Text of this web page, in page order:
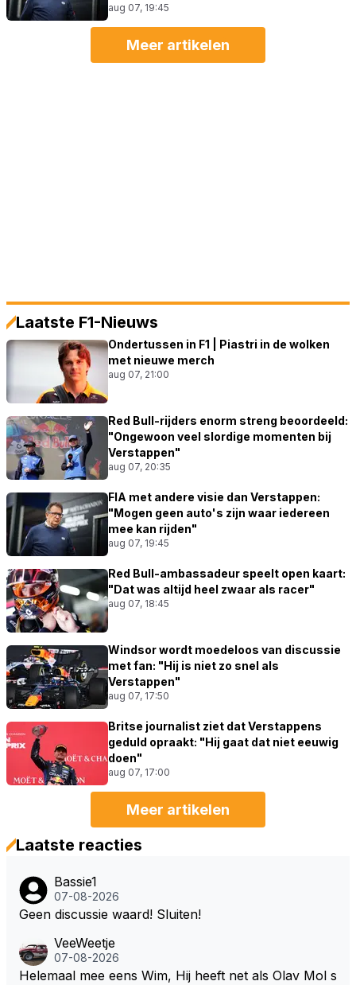
aug 07, 19:45
Meer artikelen
Laatste F1-Nieuws
Ondertussen in F1 | Piastri in de wolken
met nieuwe merch
aug 07, 21:00
Red Bull-rijders enorm streng beoordeeld:
"Ongewoon veel slordige momenten bij
Verstappen"
aug 07, 20:35
FIA met andere visie dan Verstappen:
"Mogen geen auto's zijn waar iedereen
mee kan rijden"
aug 07, 19:45
Red Bull-ambassadeur speelt open kaart:
"Dat was altijd heel zwaar als racer"
aug 07, 18:45
Windsor wordt moedeloos van discussie
met fan: "Hij is niet zo snel als
Verstappen"
aug 07, 17:50
Britse journalist ziet dat Verstappens
geduld opraakt: "Hij gaat dat niet eeuwig
doen"
aug 07, 17:00
Meer artikelen
Laatste reacties
Bassie1
07-08-2026
Geen discussie waard! Sluiten!
VeeWeetje
07-08-2026
Helemaal mee eens Wim, Hij heeft net als Olav Mol s